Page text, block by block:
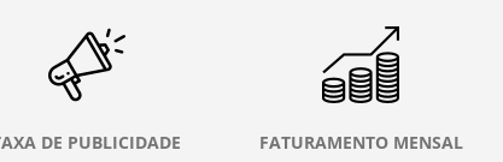
DE PUBLICIDADE FATURAMENTO MENSAL